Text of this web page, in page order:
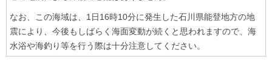
なお、この海域は、1日16時10分に発生した石川県能登地方の地
震により、今後もしばらく海面変動が続くと思われますので、海
水浴や海釣り等を行う際は十分注意してください。